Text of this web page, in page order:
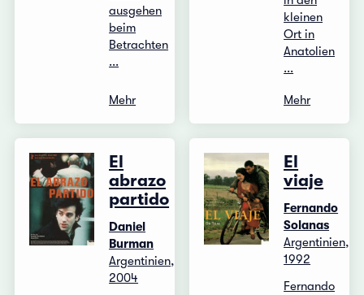
ausgehen
beim
Betrachten
...
Mehr
kleinen
Ort in
Anatolien
...
Mehr
El
abrazo
partido
Daniel
Burman
Argentinien,
2004
El
viaje
Fernando
Solanas
Argentinien,
1992
Fernando